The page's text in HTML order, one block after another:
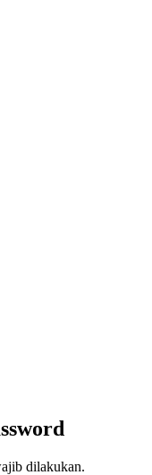
dilakukan.